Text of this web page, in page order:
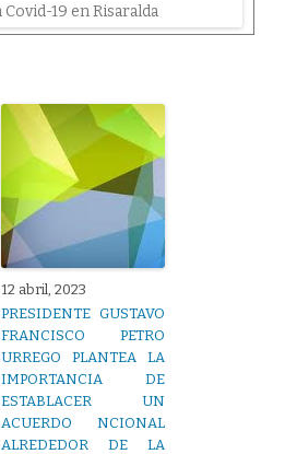
12 abril, 2023
PRESIDENTE GUSTAVO
FRANCISCO PETRO
URREGO PLANTEA LA
IMPORTANCIA DE
ESTABLACER UN
ACUERDO NCIONAL
ALREDEDOR DE LA